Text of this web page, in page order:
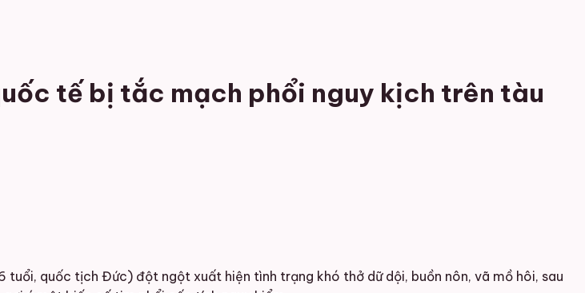
tế bị tắc mạch phổi nguy kịch trên tàu
quốc tịch Đức) đột ngột xuất hiện tình trạng khó thở dữ dội, buồn nôn, vã mồ hôi, sau